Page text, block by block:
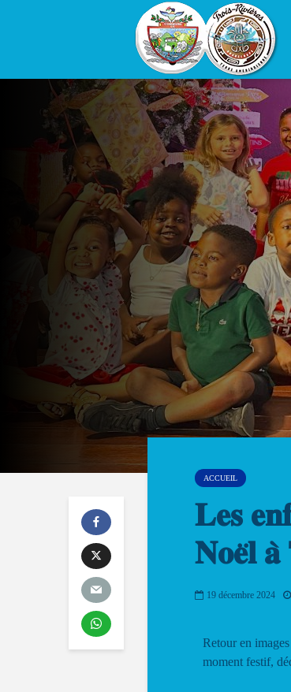
ACCUEIL
𝐋𝐞𝐬
𝐍𝐨𝐞̈𝐥 𝐚̀
19 décembre 2024
Retour en
moment festif,